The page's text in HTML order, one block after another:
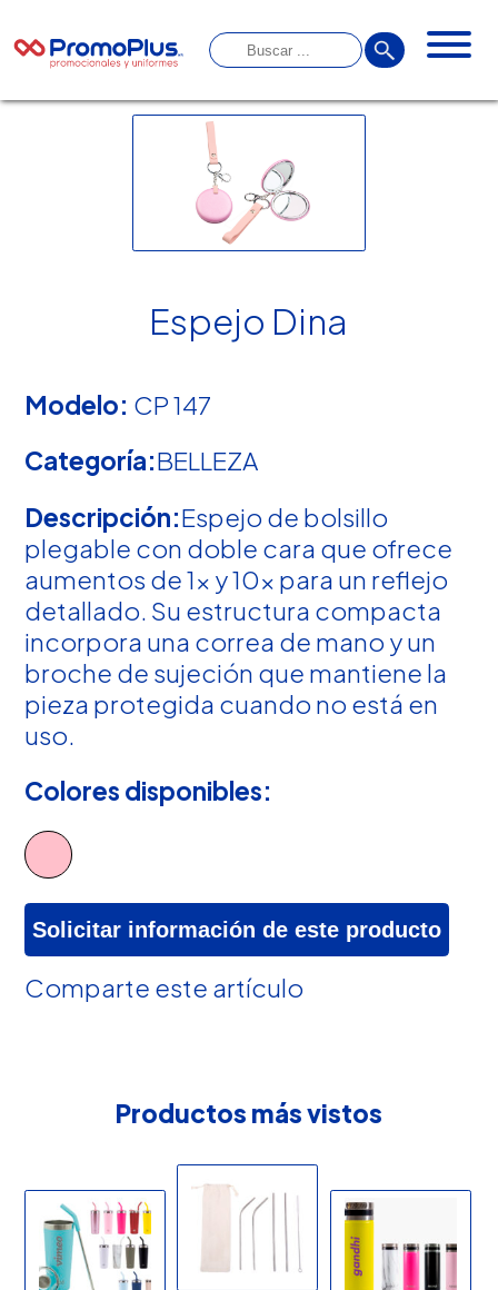
Espejo Dina
Modelo: CP 147
Categoría:BELLEZA
Descripción:Espejo de bolsillo
plegable con doble cara que ofrece
aumentos de 1x y 10x para un reflejo
detallado. Su estructura compacta
incorpora una correa de mano y un
broche de sujeción que mantiene la
pieza protegida cuando no está en
uso.
Colores disponibles:
Solicitar información de este producto
Comparte este artículo
Productos más vistos